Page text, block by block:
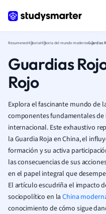
ResumenesHistoriaHistoria del mundo moderno
Guardias
Rojo
Explora el fascinante mundo de
componentes fundamentales
internacional. Este exhaustivo
la Guardia Roja en China, el
formación y su activa
las consecuencias de sus
en el papel integral que
El artículo escudriña el impacto
sociopolítico en laChina
conocimiento de cómo sigue